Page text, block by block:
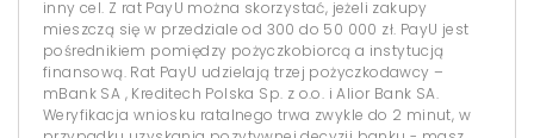
inny cel. Z rat PayU można skorzystać, jeżeli zakupy
mieszczą się w przedziale od 300 do 50 000 zł. PayU jest
pośrednikiem pomiędzy pożyczkobiorcą a instytucją
finansową. Rat PayU udzielają trzej pożyczkodawcy –
mBank SA , Kreditech Polska Sp. z o.o. i Alior Bank SA.
Weryfikacja wniosku ratalnego trwa zwykle do 2 minut, w